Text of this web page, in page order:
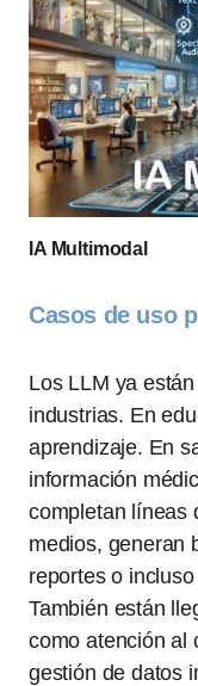
IA Multimodal
Casos de uso
Los LLM ya
industrias. En
aprendizaje. En
información
completan líneas
medios, generan
reportes o
También están
como atención al
gestión de datos